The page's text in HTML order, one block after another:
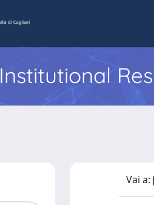
Institutional
Vai a: